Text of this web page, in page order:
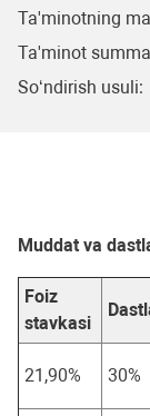
Ta'minotning
Ta'minot
So‘ndirish usuli:
Muddat va
Foiz
stavkasi
21,90% 30%